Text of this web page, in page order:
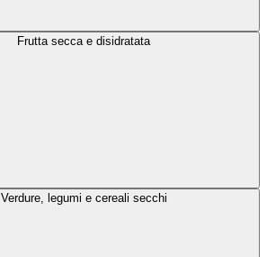
Frutta secca e disidratata
Verdure, legumi e cereali secchi